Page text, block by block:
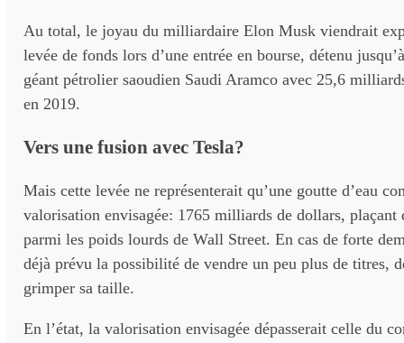
Au total, le joyau du milliardaire Elon Musk viendrait
levée de fonds lors d’une entrée en bourse, détenu
géant pétrolier saoudien Saudi Aramco avec 25,6
en 2019.
Vers une fusion avec Tesla?
Mais cette levée ne représenterait qu’une goutte d’eau
valorisation envisagée: 1765 milliards de dollars, plaçant
parmi les poids lourds de Wall Street. En cas de forte
déjà prévu la possibilité de vendre un peu plus de titres,
grimper sa taille.
En l’état, la valorisation envisagée dépasserait celle du